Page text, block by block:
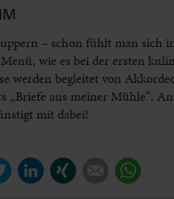
– schon fühlt man sich
wie es bei der ersten
werden begleitet von
„Briefe aus meiner Mühle“.
mit dabei!
TwitterLinkedIn E-mail